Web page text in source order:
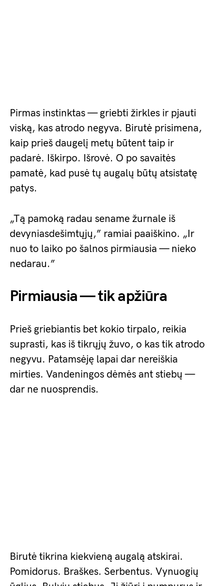
Pirmas instinktas — griebti žirkles ir pjauti
viską, kas atrodo negyva. Birutė prisimena,
kaip prieš daugelį metų būtent taip ir
padarė. Iškirpo. Išrovė. O po savaitės
pamatė, kad pusė tų augalų būtų atsistatę
patys.
„Tą pamoką radau sename žurnale iš
devyniasdešimtųjų,” ramiai paaiškino. „Ir
nuo to laiko po šalnos pirmiausia — nieko
nedarau.”
Pirmiausia — tik apžiūra
Prieš griebiantis bet kokio tirpalo, reikia
suprasti, kas iš tikrųjų žuvo, o kas tik atrodo
negyvu. Patamsėję lapai dar nereiškia
mirties. Vandeningos dėmės ant stiebų —
dar ne nuosprendis.
Birutė tikrina kiekvieną augalą atskirai.
Pomidorus. Braškes. Serbentus. Vynuogių